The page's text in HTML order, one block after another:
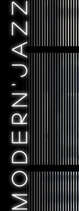
M O D E R N ' J A Z Z